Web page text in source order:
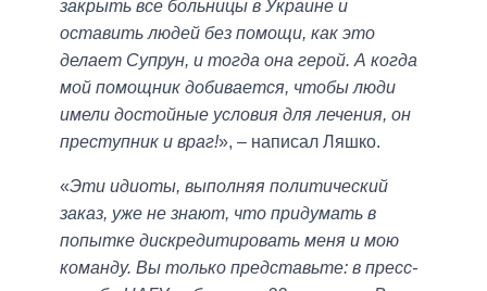
закрыть все больницы в Украине и
оставить людей без помощи, как это
делает Супрун, и тогда она герой. А когда
мой помощник добивается, чтобы люди
имели достойные условия для лечения, он
преступник и враг!», – написал Ляшко.
«Эти идиоты, выполняя политический
заказ, уже не знают, что придумать в
попытке дискредитировать меня и мою
команду. Вы только представьте: в пресс-